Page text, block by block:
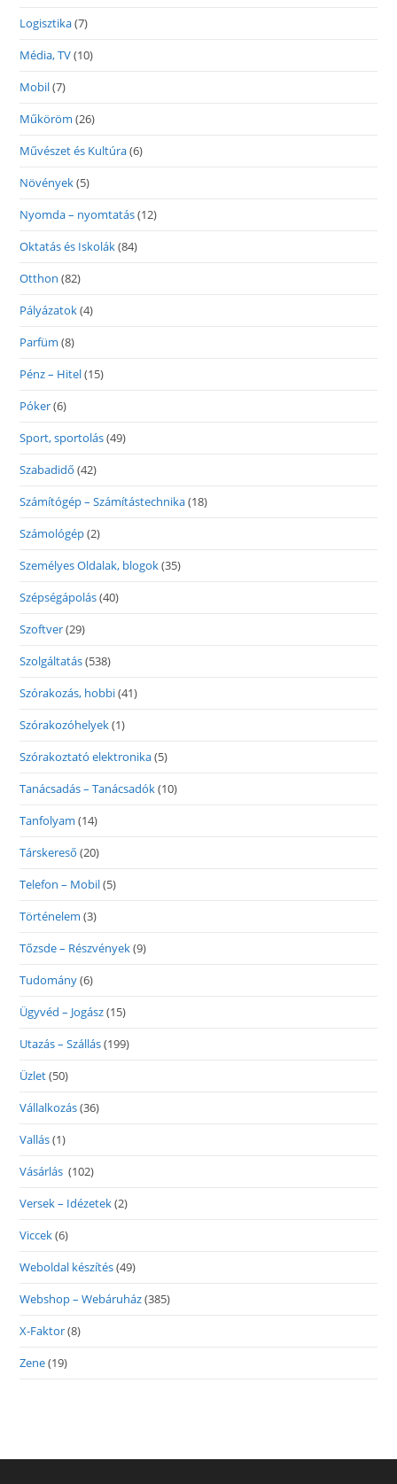
Logisztika(7)
Média, TV(10)
Mobil(7)
Műköröm (26)
Művészet és Kultúra(6)
Növények(5)
Nyomda – nyomtatás(12)
Oktatás és Iskolák(84)
Otthon (82)
Pályázatok(4)
Parfüm (8)
Pénz – Hitel(15)
Póker(6)
Sport, sportolás(49)
Szabadidő (42)
Számítógép – Számítástechnika(18)
Számológép(2)
Személyes Oldalak, blogok(35)
Szépségápolás(40)
Szoftver(29)
Szolgáltatás(538)
Szórakozás, hobbi(41)
Szórakozóhelyek(1)
Szórakoztató elektronika(5)
Tanácsadás – Tanácsadók(10)
Tanfolyam (14)
Társkereső (20)
Telefon – Mobil(5)
Történelem (3)
Tőzsde – Részvények(9)
Tudomány(6)
Ügyvéd – Jogász(15)
Utazás – Szállás(199)
Üzlet(50)
Vállalkozás(36)
Vallás(1)
Vásárlás (102)
Versek – Idézetek(2)
Viccek(6)
Weboldal készítés(49)
Webshop – Webáruház(385)
X-Faktor(8)
Zene(19)